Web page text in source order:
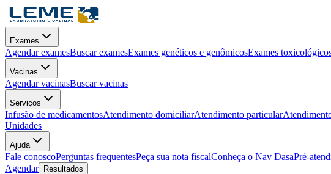
Exames
Agendar examesBuscar examesExames genéticos e genômicosExames
Vacinas
Agendar vacinasBuscar vacinas
Serviços
Infusão de medicamentosAtendimento domiciliarAtendimento particular
Unidades
Ajuda
Fale conoscoPerguntas frequentesPeça sua nota fiscalConheça o Nav DasaPré-
Agendar
Resultados